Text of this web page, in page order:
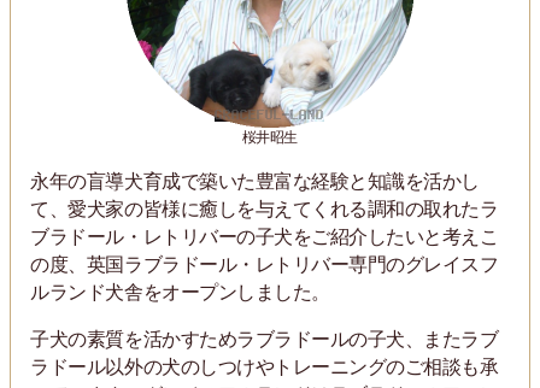
桜井昭生
永年の盲導犬育成で築いた豊富な経験と知識を活かし
て、愛犬家の皆様に癒しを与えてくれる調和の取れたラ
ブラドール・レトリバーの子犬をご紹介したいと考えこ
の度、英国ラブラドール・レトリバー専門のグレイスフ
ルランド犬舎をオープンしました。
子犬の素質を活かすためラブラドールの子犬、またラブ
ラドール以外の犬のしつけやトレーニングのご相談も承